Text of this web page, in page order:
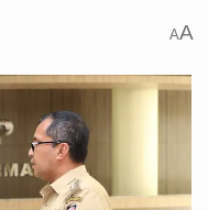
AA